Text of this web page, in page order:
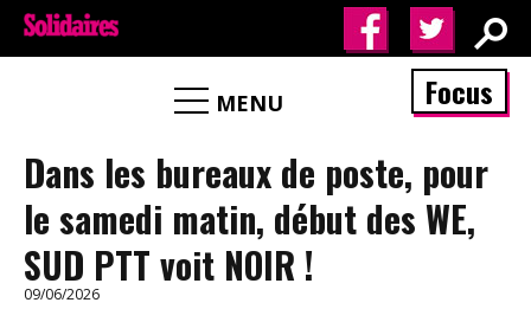
MENU Focus
Dans les bureaux de poste, pour
le samedi matin, début des WE,
SUD PTT voit NOIR !
09/06/2026